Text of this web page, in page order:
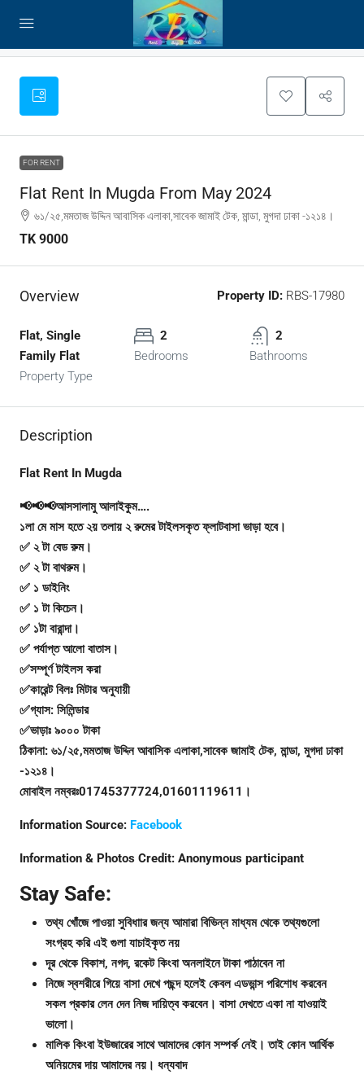
FOR RENT
Flat Rent In Mugda From May 2024
৬১/২৫,মমতাজ উদ্দিন আবাসিক এলাকা,সাবেক জামাই টেক, মান্ডা, মুগদা ঢাকা -১২১৪।
TK 9000
Overview Property ID: RBS-17980
Flat, Single
Family Flat
Property Type
2
Bedrooms
2
Bathrooms
Description
Flat Rent In Mugda
📢📢📢আসসালামু আলাইকুম….
১লা মে মাস হতে ২য় তলায় ২ রুমের টাইলসকৃত ফ্লাটবাসা ভাড়া হবে।
✅ ২ টা বেড রুম।
✅ ২ টা বাথরুম।
✅ ১ ডাইনিং
✅ ১ টা কিচেন।
✅ ১টা বারান্দা।
✅ পর্যাপ্ত আলো বাতাস।
✅সম্পূর্ণ টাইলস করা
✅কারেন্ট বিলঃ মিটার অনুযায়ী
✅গ্যাস: সিলিন্ডার
✅ভাড়াঃ ৯০০০ টাকা
ঠিকানা: ৬১/২৫,মমতাজ উদ্দিন আবাসিক এলাকা,সাবেক জামাই টেক, মান্ডা, মুগদা ঢাকা
-১২১৪।
মোবাইল নম্বরঃ01745377724,01601119611।
Information Source: Facebook
Information & Photos Credit: Anonymous participant
Stay Safe:
তথ্য খোঁজে পাওয়া সুবিধাার জন্য আমারা বিভিন্ন মাধ্যম থেকে তথ্যগুলো
সংগ্রহ করি এই গুলা যাচাইকৃত নয়
দূর থেকে বিকাশ, নগদ, রকেট কিংবা অনলাইনে টাকা পাঠাবেন না
নিজে স্বশরীরে গিয়ে বাসা দেখে পছন্দ হলেই কেবল এডভান্স পরিশোধ করবেন
সকল প্রকার লেন দেন নিজ দায়িত্ব করবেন। বাসা দেখতে একা না যাওয়াই
ভালো।
মালিক কিংবা ইউজারের সাথে আমাদের কোন সম্পর্ক নেই। তাই কোন আর্থিক
অনিয়মের দায় আমাদের নয়। ধন্যবাদ